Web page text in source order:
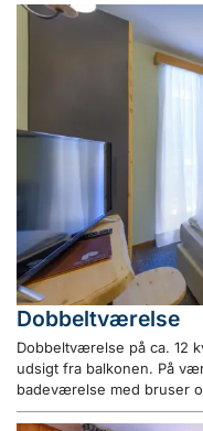
Dobbeltværelse
Dobbeltværelse på ca. 12
udsigt fra balkonen. På
badeværelse med bruser